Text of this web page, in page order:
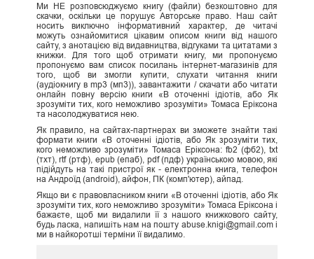
Ми НЕ розповсюджуємо книгу (файли) безкоштовно для
скачки, оскільки це порушує Авторське право. Наш сайт
носить виключно інформативний характер, де читачі
можуть ознайомитися цікавим описом книги від нашого
сайту, з анотацією від видавництва, відгуками та цитатами з
книжки. Для того щоб отримати книгу, ми пропонуємо
пропонуємо вам список посилань інтернет-магазинів для
того, щоб ви змогли купити, слухати читання книги
(аудіокнигу в mp3 (мп3)), завантажити / скачати або читати
онлайн повну версію книги «В оточенні ідіотів, або Як
зрозуміти тих, кого неможливо зрозуміти» Томаса Еріксона
та насолоджуватися нею.
Як правило, на сайтах-партнерах ви зможете знайти такі
формати книги «В оточенні ідіотів, або Як зрозуміти тих,
кого неможливо зрозуміти» Томаса Еріксона: fb2 (фб2), txt
(тхт), rtf (ртф), epub (епаб), pdf (пдф) українською мовою, які
підійдуть на такі пристрої як - електронна книга, телефон
на Андроїд (android), айфон, ПК (комп'ютер), айпад.
Якщо ви є правовласником книги «В оточенні ідіотів, або Як
зрозуміти тих, кого неможливо зрозуміти» Томаса Еріксона і
бажаєте, щоб ми видалили її з нашого книжкового сайту,
будь ласка, напишіть нам на пошту abuse.knigi@gmail.com і
ми в найкоротші терміни її видалимо.